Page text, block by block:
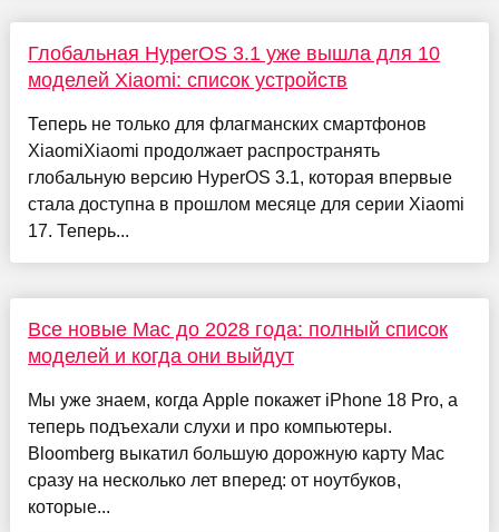
Глобальная HyperOS 3.1 уже вышла для 10
моделей Xiaomi: список устройств
Теперь не только для флагманских смартфонов
XiaomiXiaomi продолжает распространять
глобальную версию HyperOS 3.1, которая впервые
стала доступна в прошлом месяце для серии Xiaomi
17. Теперь...
Все новые Mac до 2028 года: полный список
моделей и когда они выйдут
Мы уже знаем, когда Apple покажет iPhone 18 Pro, а
теперь подъехали слухи и про компьютеры.
Bloomberg выкатил большую дорожную карту Mac
сразу на несколько лет вперед: от ноутбуков,
которые...